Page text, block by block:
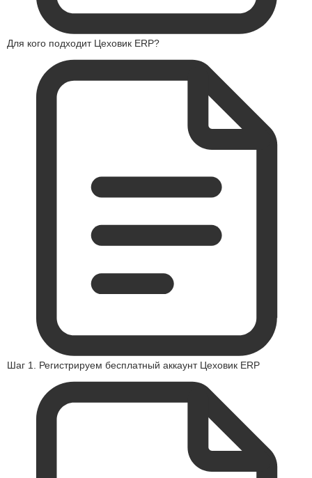
Для кого подходит Цеховик ERP?
Шаг 1. Регистрируем бесплатный аккаунт Цеховик ERP